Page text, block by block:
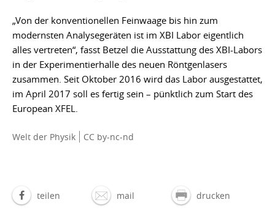
„Von der konventionellen Feinwaage bis hin zum
modernsten Analysegeräten ist im XBI Labor eigentlich
alles vertreten“, fasst Betzel die Ausstattung des XBI-Labors
in der Experimentierhalle des neuen Röntgenlasers
zusammen. Seit Oktober 2016 wird das Labor ausgestattet,
im April 2017 soll es fertig sein – pünktlich zum Start des
European XFEL.
Welt der Physik CC by-nc-nd
teilen mail drucken